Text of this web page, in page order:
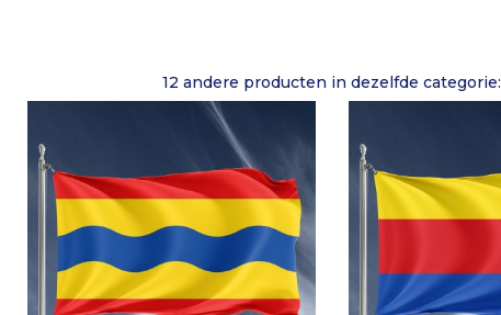
12 andere producten in dezelfde categorie: